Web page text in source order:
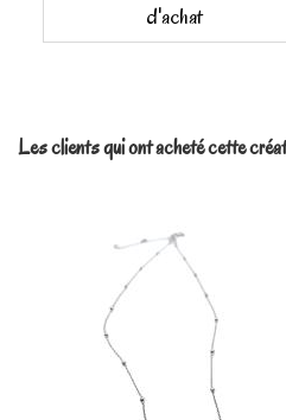
d'achat
Les clients qui ont acheté cette